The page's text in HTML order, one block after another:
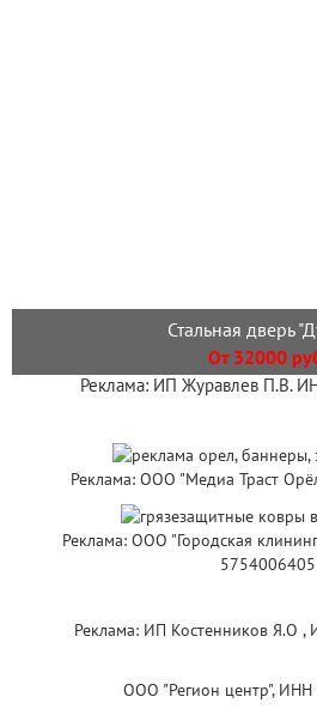
Стальная дверь
От 32000
Реклама: ИП Журавлев П.В.
Реклама: ООО "Медиа Траст
Реклама: ООО "Городская
5754006405
Реклама: ИП Костенников Я.О
ООО "Регион центр",